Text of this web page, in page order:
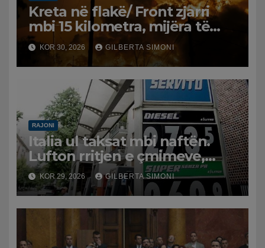
Kreta në flakë/ Front zjarri
mbi 15 kilometra, mijëra të
evakuuar dhe tre zjarrfikës të
vdekur. Erërat favorizojnë
përhapjen
KOR 30, 2026 GILBERTA SIMONI
RAJONI
Italia ul taksat mbi naftën.
Lufton rritjen e çmimeve,
masë e përkohshme
KOR 29, 2026 GILBERTA SIMONI